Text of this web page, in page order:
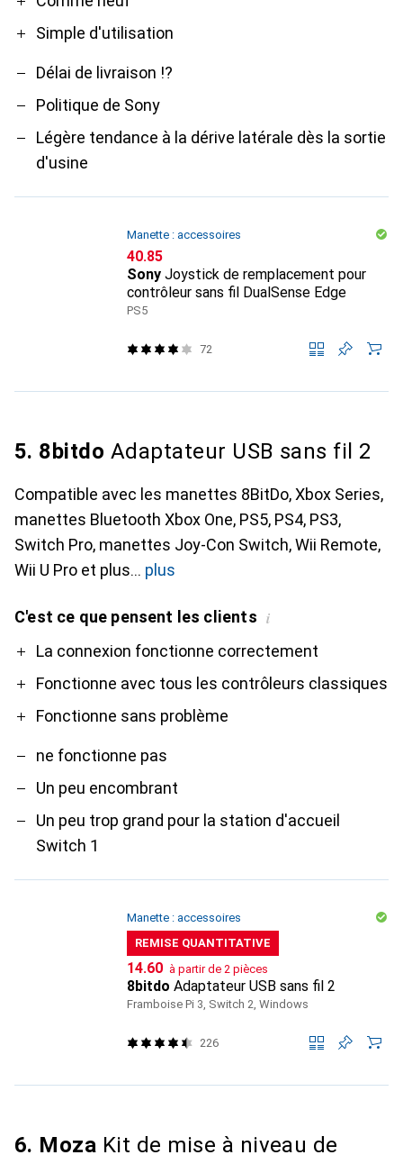
Simple d'utilisation
Délai de livraison !?
Politique de Sony
Légère tendance à la dérive latérale dès la sortie
d'usine
Manette : accessoires
CHF
40.85
Sony Joystick de remplacement pour
contrôleur sans fil DualSense Edge
PS5
72
5. 8bitdo Adaptateur USB sans fil 2
Compatible avec les manettes 8BitDo, Xbox Series,
manettes Bluetooth Xbox One, PS5, PS4, PS3,
Switch Pro, manettes Joy-Con Switch, Wii Remote,
Wii U Pro et plus
plus
C'est ce que pensent les clients i
ProLa connexion fonctionne correctement
Fonctionne avec tous les contrôleurs classiques
Fonctionne sans problème
Contre
ne fonctionne pas
Un peu encombrant
Un peu trop grand pour la station d'accueil
Switch 1
Manette : accessoires
REMISE QUANTITATIVE
CHF
14.60 à partir de 2 pièces
8bitdo Adaptateur USB sans fil 2
Framboise Pi 3, Switch 2, Windows
226
6. Moza Kit de mise à niveau de